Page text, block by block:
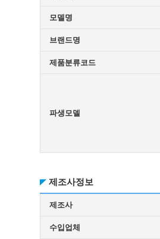
모델명
브랜드명
제품분류코드
파생모델
제조사정보
제조사
수입업체